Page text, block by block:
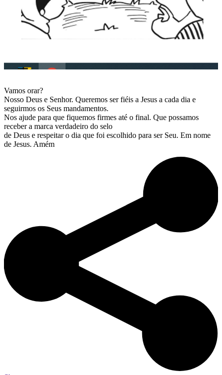
Vamos orar?
Nosso Deus e Senhor. Queremos ser fiéis a Jesus a cada dia e
seguirmos os Seus mandamentos.
Nos ajude para que fiquemos firmes até o final. Que possamos
receber a marca verdadeiro do selo
de Deus e respeitar o dia que foi escolhido para ser Seu. Em nome
de Jesus. Amém